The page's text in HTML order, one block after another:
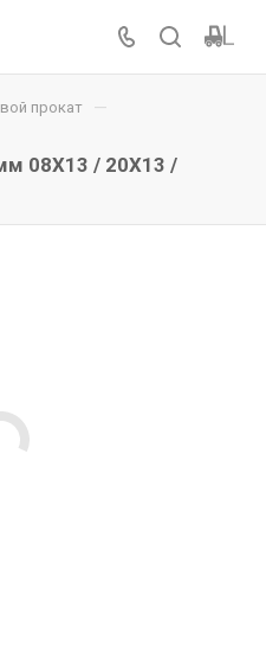
прокат —
08Х13 / 20Х13 /